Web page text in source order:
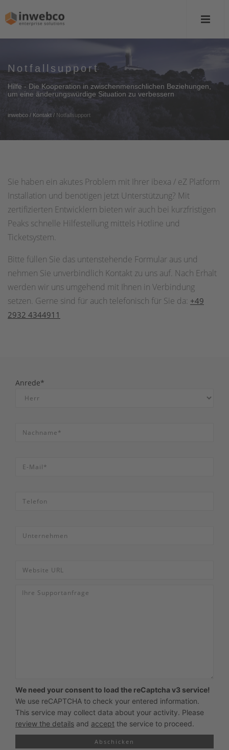
Notfallsupport
Hilfe - Die Kooperation in zwischenmenschlichen Beziehungen,
um eine änderungswürdige Situation zu verbessern
inwebco / Kontakt / Notfallsupport
Sie haben ein akutes Problem mit Ihrer ibexa / eZ Platform
Installation und benötigen jetzt Unterstützung? Mit
zertifizierten Entwicklern bieten wir auch bei kurzfristigen
Peaks schnelle Hilfestellung mittels Hotline und
Ticketsystem.
Bitte füllen Sie das untenstehende Formular aus und
nehmen Sie unverbindlich Kontakt zu uns auf. Nach Erhalt
werden wir uns umgehend mit Ihnen in Verbindung
setzen. Gerne sind für auch telefonisch für Sie da: +49
2932 4344911
Anrede*
We need your consent to load the reCaptcha v3 service!
We use reCAPTCHA to check your entered information.
This service may collect data about your activity. Please
review the details and accept the service to proceed.
Abschicken